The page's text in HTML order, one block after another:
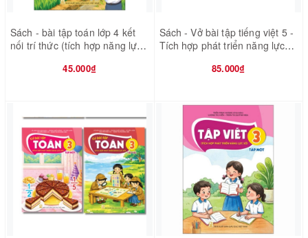
Sách - bài tập toán lớp 4 kết
nối trí thức (tích hợp năng lực
45.000₫
Sách - Vở bài tập tiếng việt 5 -
Tích hợp phát triển năng lực
85.000₫